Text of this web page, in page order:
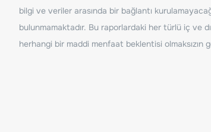
bilgi ve veriler arasında bir bağlantı
bulunmamaktadır. Bu raporlardaki her türlü iç ve
herhangi bir maddi menfaat beklentisi olmaksızın